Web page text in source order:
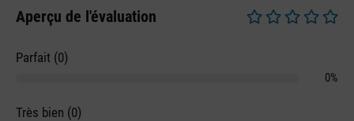
Aperçu de l'évaluation
Parfait (0)
0%
Très bien (0)